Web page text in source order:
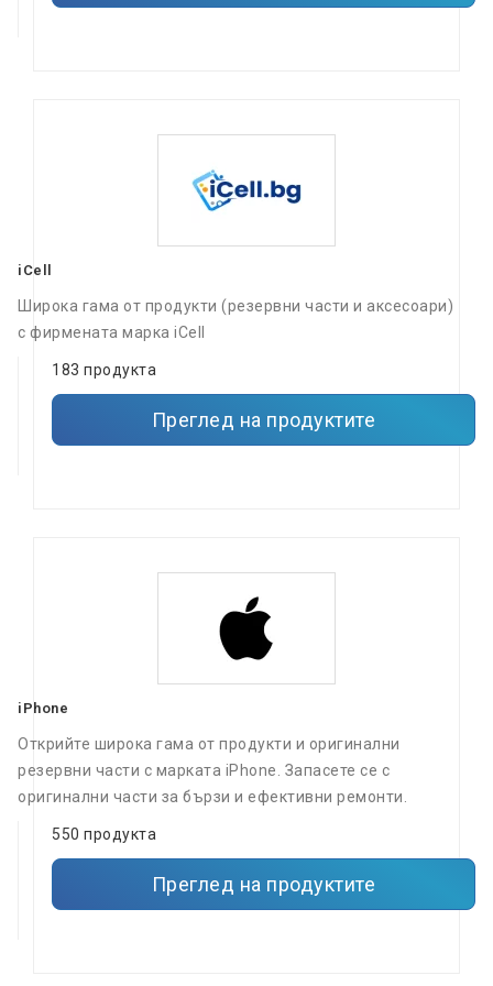
iCell
Широка гама от продукти (резервни части и аксесоари)
с фирмената марка iCell
183 продукта
Преглед на продуктите
iPhone
Открийте широка гама от продукти и оригинални
резервни части с марката iPhone. Запасете се с
оригинални части за бързи и ефективни ремонти.
550 продукта
Преглед на продуктите